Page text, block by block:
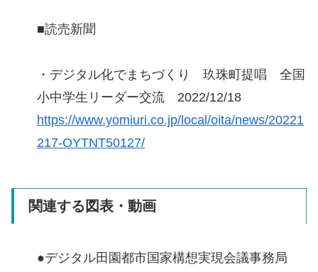
■読売新聞
・デジタル化でまちづくり 玖珠町提唱 全国
小中学生リーダー交流 2022/12/18
https://www.yomiuri.co.jp/local/oita/news/20221
217-OYTNT50127/
関連する図表・動画
●デジタル田園都市国家構想実現会議事務局